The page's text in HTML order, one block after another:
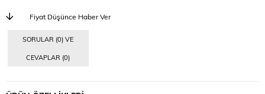
Fiyat Düşünce Haber Ver
SORULAR (0) VE
CEVAPLAR (0)